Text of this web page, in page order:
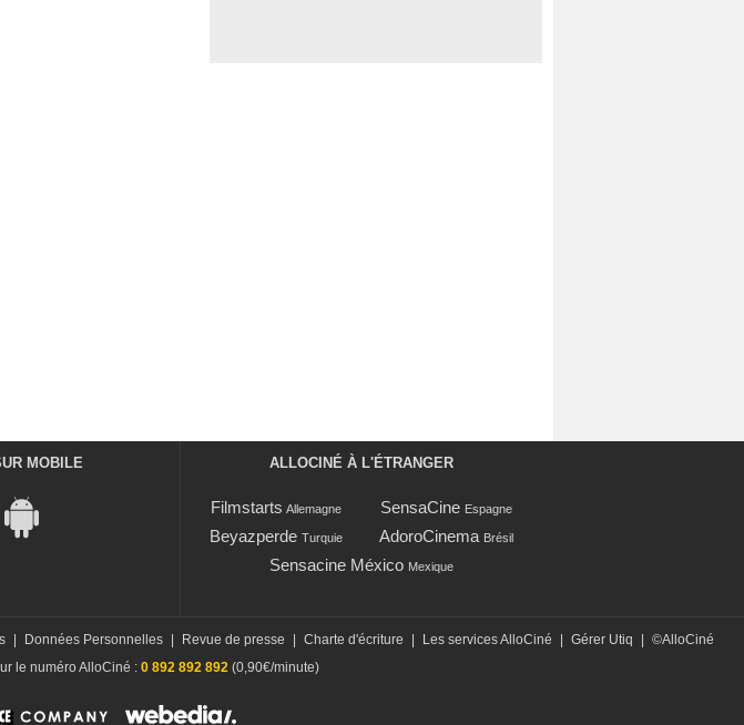
MOBILE ALLOCINÉ À L'ÉTRANGER
Filmstarts Allemagne SensaCine Espagne
Beyazperde Turquie AdoroCinema Brésil
Sensacine México Mexique
Données Personnelles Revue de presse Charte d'écriture Les services AlloCiné Gérer Utiq
©AlloCiné
le numéro AlloCiné : 0 892 892 892 (0,90€/minute)